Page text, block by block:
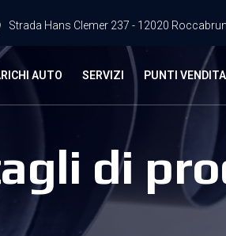
Strada Hans Clemer 237 - 12020
AUTO SERVIZI PUNTI VENDITA
di